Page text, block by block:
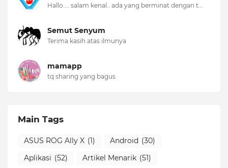
Hallo.... salam kenal.. ada yang berminat dengan t...
Semut Senyum
Terima kasih atas ilmunya
mamapp
tq sharing yang bagus
Main Tags
ASUS ROG Ally X (1) Android (30)
Aplikasi (52) Artikel Menarik (51)